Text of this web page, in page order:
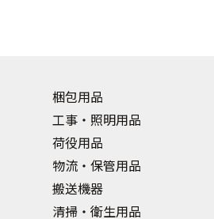
梱包用品
工事・照明用品
荷役用品
物流・保管用品
搬送機器
清掃・衛生用品